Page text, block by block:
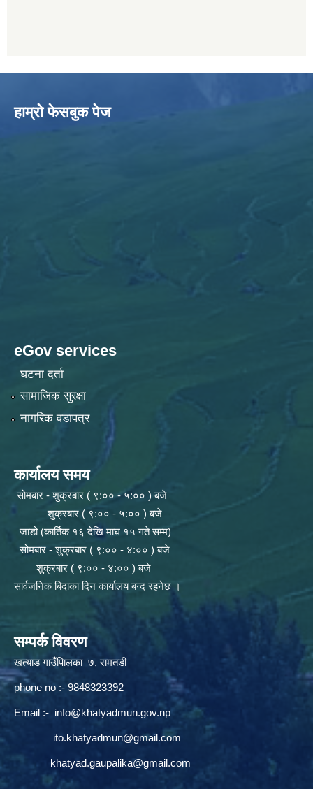
हाम्राे फेसबुक पेज
eGov services
घटना दर्ता
सामाजिक सुरक्षा
नागरिक वडापत्र
कार्यालय समय
सोमबार - शुक्रबार ( ९:०० - ५:०० ) बजे
शुक्रबार ( ९:०० - ५:०० ) बजे
जाडो (कार्तिक १६ देखि माघ १५ गते सम्म)
सोमबार - शुक्रबार ( ९:०० - ४:०० ) बजे
शुक्रबार ( ९:०० - ४:०० ) बजे
सार्वजनिक बिदाका दिन कार्यालय बन्द रहनेछ ।
सम्पर्क विवरण
खत्याड गाउँपािलका ७, रामतडी
phone no :- 9848323392
Email :- info@khatyadmun.gov.np
ito.khatyadmun@gmail.com
khatyad.gaupalika@gmail.com